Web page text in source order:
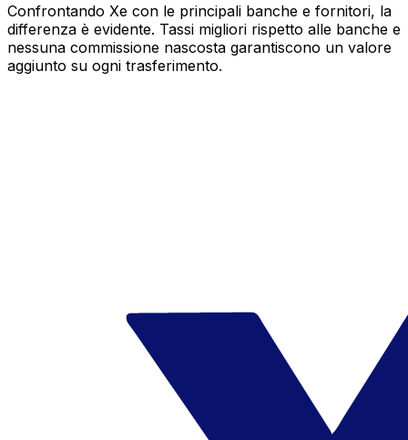
Confrontando Xe con le principali banche e fornitori, la
differenza è evidente. Tassi migliori rispetto alle banche e
nessuna commissione nascosta garantiscono un valore
aggiunto su ogni trasferimento.